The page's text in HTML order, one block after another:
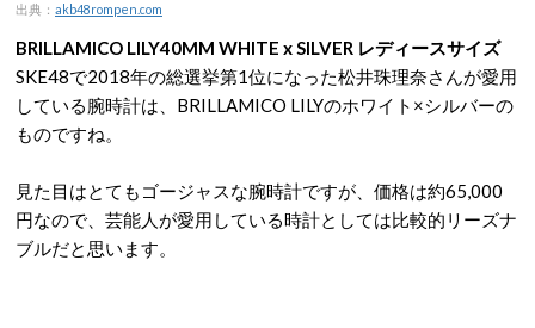
出典： akb48rompen.com
BRILLAMICO LILY40MM WHITE x SILVER レディースサイズ
SKE48で2018年の総選挙第1位になった松井珠理奈さんが愛用
している腕時計は、BRILLAMICO LILYのホワイト×シルバーの
ものですね。
見た目はとてもゴージャスな腕時計ですが、価格は約65,000
円なので、芸能人が愛用している時計としては比較的リーズナ
ブルだと思います。